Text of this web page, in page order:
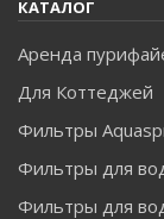
КАТАЛОГ
Аренда
Для Коттеджей
Фильтры
Фильтры для
Фильтры для